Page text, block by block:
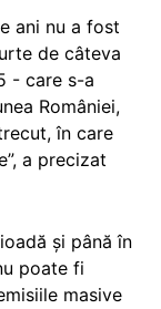
ani nu a fost
de câteva
- care s-a
României,
în care
a precizat
și până în
poate fi
masive